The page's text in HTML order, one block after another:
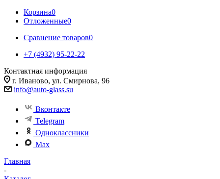
Корзина0
Отложенные0
Сравнение товаров0
+7 (4932) 95-22-22
Контактная информация
г. Иваново, ул. Смирнова, 96
info@auto-glass.su
Вконтакте
Telegram
Одноклассники
Max
Главная
-